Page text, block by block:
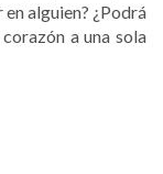
alguien? ¿Podrá
a una sola